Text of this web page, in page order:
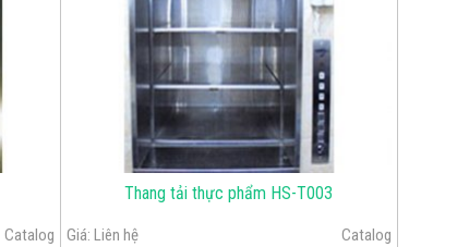
Catalog
Thang tải thực phẩm HS-T003
Giá: Liên hệ Catalog